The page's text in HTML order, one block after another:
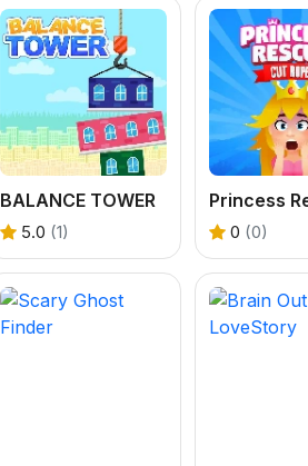
BALANCE TOWER
5.0 (1) 0 (0)